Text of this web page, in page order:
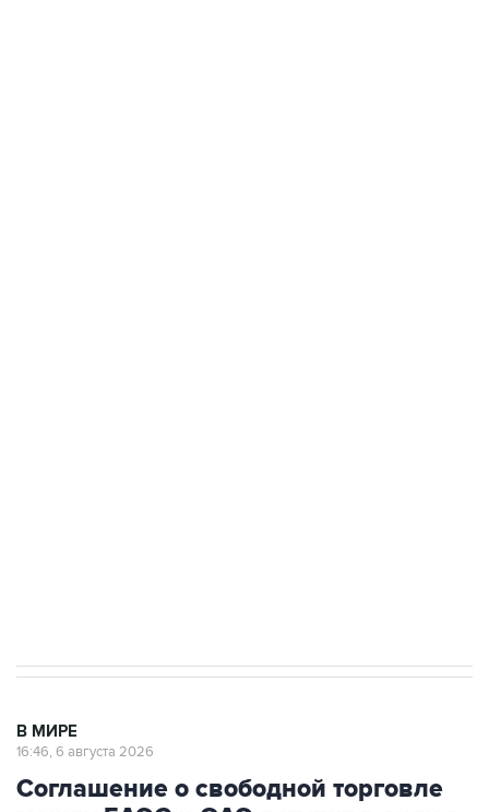
В МИРЕ
16:46, 6 августа 2026
Соглашение о свободной торговле